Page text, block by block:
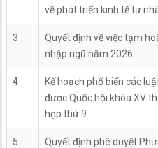
về phát triển kinh tế tư
3
Quyết định về việc tạm
nhập ngũ năm 2026
4
Kế hoạch phổ biến các
được Quốc hội khóa XV
họp thứ 9
5
Quyết định phê duyệt